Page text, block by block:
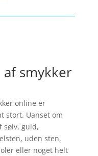
smykker
online er
stort. Uanset om
sølv, guld,
uden sten,
eller noget helt